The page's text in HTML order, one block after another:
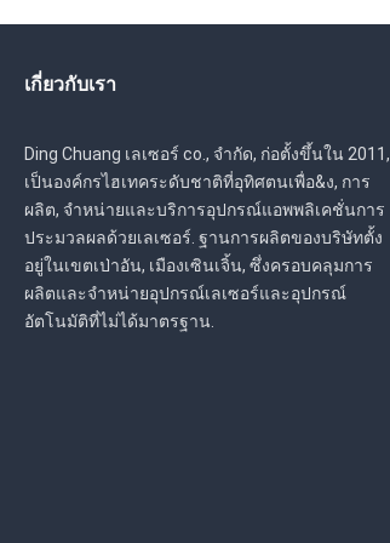
เกี่ยวกับเรา
Ding Chuang เลเซอร์ co., จำกัด, ก่อตั้งขึ้นใน 2011,
เป็นองค์กรไฮเทคระดับชาติที่อุทิศตนเพื่อ&ง, การ
ผลิต, จำหน่ายและบริการอุปกรณ์แอพพลิเคชั่นการ
ประมวลผลด้วยเลเซอร์. ฐานการผลิตของบริษัทตั้ง
อยู่ในเขตเป่าอัน, เมืองเซินเจิ้น, ซึ่งครอบคลุมการ
ผลิตและจำหน่ายอุปกรณ์เลเซอร์และอุปกรณ์
อัตโนมัติที่ไม่ได้มาตรฐาน.